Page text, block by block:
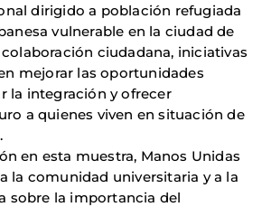
dirigido a población refugiada
vulnerable en la ciudad de
colaboración ciudadana, iniciativas
mejorar las oportunidades
la integración y ofrecer
a quienes viven en situación de
en esta muestra, Manos Unidas
la comunidad universitaria y a la
sobre la importancia del